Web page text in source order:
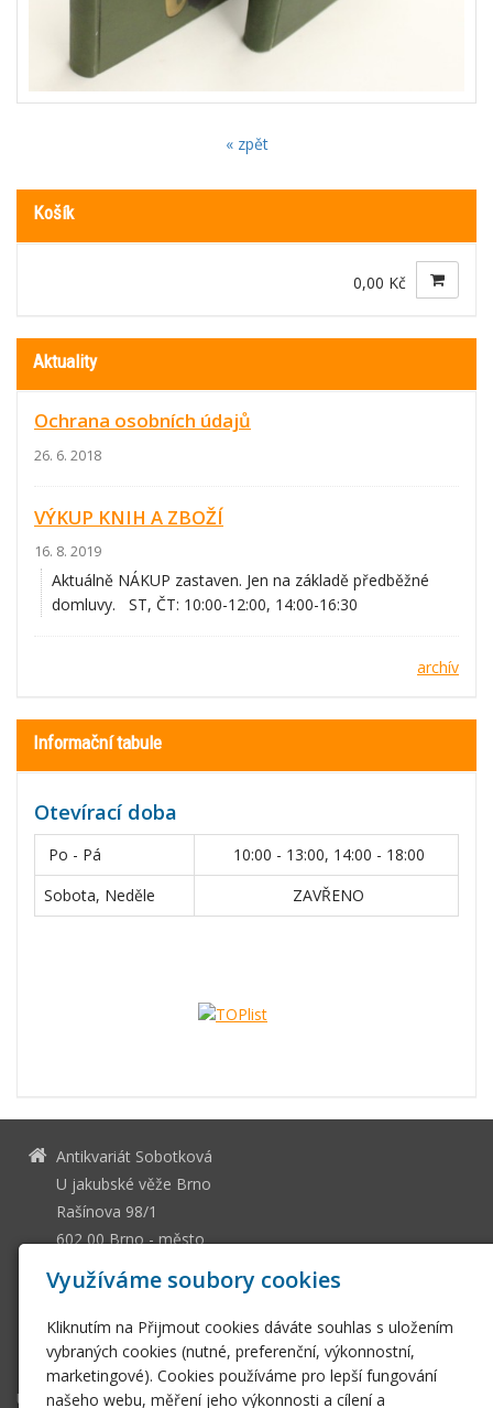
« zpět
Košík
0,00 Kč
Aktuality
Ochrana osobních údajů
26. 6. 2018
VÝKUP KNIH A ZBOŽÍ
16. 8. 2019
Aktuálně NÁKUP zastaven. Jen na základě předběžné
domluvy. ST, ČT: 10:00-12:00, 14:00-16:30
archív
Informační tabule
Otevírací doba
Po - Pá
10:00 - 13:00, 14:00 - 18:00
Sobota, Neděle
ZAVŘENO
Antikvariát Sobotková
U jakubské věže Brno
Rašínova 98/1
602 00 Brno - město
13036661
CZ505112128
ssobotkova@gmail.com
+420 542 212 393
Úvodní stránka
Využíváme soubory cookies
Kliknutím na Přijmout cookies dáváte souhlas s uložením
vybraných cookies (nutné, preferenční, výkonnostní,
marketingové). Cookies používáme pro lepší fungování
našeho webu, měření jeho výkonnosti a cílení a